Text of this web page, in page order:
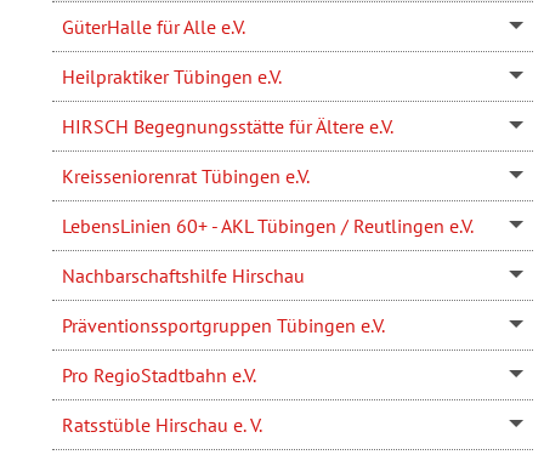
GüterHalle für Alle e.V.
Heilpraktiker Tübingen e.V.
HIRSCH Begegnungsstätte für Ältere e.V.
Kreisseniorenrat Tübingen e.V.
LebensLinien 60+ - AKL Tübingen / Reutlingen e.V.
Nachbarschaftshilfe Hirschau
Präventionssportgruppen Tübingen e.V.
Pro RegioStadtbahn e.V.
Ratsstüble Hirschau e. V.